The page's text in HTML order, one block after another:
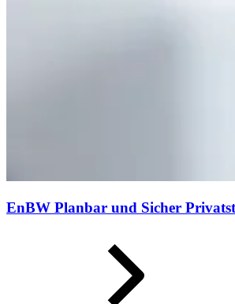
EnBW Planbar und Sicher